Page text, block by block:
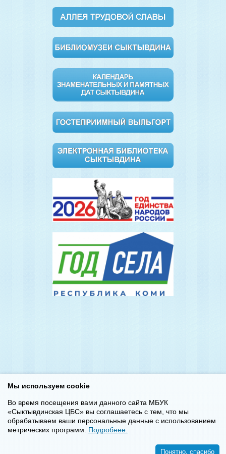
Мы используем cookie
Во время посещения вами данного сайта МБУК
«Сыктывдинская ЦБС» вы соглашаетесь с тем, что мы
обрабатываем ваши персональные данные с использованием
метрических программ. Подробнее.
Понятно, спасибо